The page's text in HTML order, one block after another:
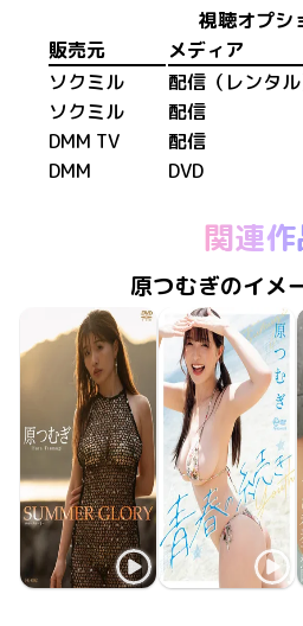
視聴オプシ
販売元
メディア
ソクミル
配信（レンタル
ソクミル
配信
DMM TV
配信
DMM
DVD
関連
原つむぎのイメ
原つむぎ
原つむぎ